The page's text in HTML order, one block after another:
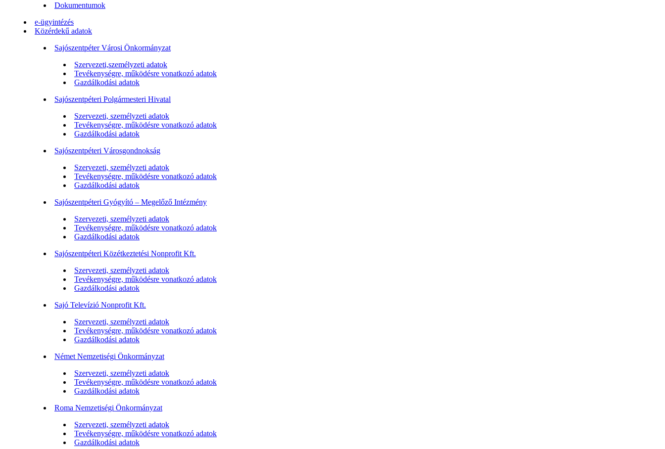
Dokumentumok
e-ügyintézés
Közérdekű adatok
Sajószentpéter Városi Önkormányzat
Szervezeti,személyzeti adatok
Tevékenységre, működésre vonatkozó adatok
Gazdálkodási adatok
Sajószentpéteri Polgármesteri Hivatal
Szervezeti, személyzeti adatok
Tevékenységre, működésre vonatkozó adatok
Gazdálkodási adatok
Sajószentpéteri Városgondnokság
Szervezeti, személyzeti adatok
Tevékenységre, működésre vonatkozó adatok
Gazdálkodási adatok
Sajószentpéteri Gyógyító – Megelőző Intézmény
Szervezeti, személyzeti adatok
Tevékenységre, működésre vonatkozó adatok
Gazdálkodási adatok
Sajószentpéteri Közétkeztetési Nonprofit Kft.
Szervezeti, személyzeti adatok
Tevékenységre, működésre vonatkozó adatok
Gazdálkodási adatok
Sajó Televízió Nonprofit Kft.
Szervezeti, személyzeti adatok
Tevékenységre, működésre vonatkozó adatok
Gazdálkodási adatok
Német Nemzetiségi Önkormányzat
Szervezeti, személyzeti adatok
Tevékenységre, működésre vonatkozó adatok
Gazdálkodási adatok
Roma Nemzetiségi Önkormányzat
Szervezeti, személyzeti adatok
Tevékenységre, működésre vonatkozó adatok
Gazdálkodási adatok